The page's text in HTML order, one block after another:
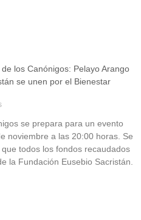
los Canónigos: Pelayo Arango
se unen por el Bienestar
se prepara para un evento
noviembre a las 20:00 horas. Se
todos los fondos recaudados
la Fundación Eusebio Sacristán.